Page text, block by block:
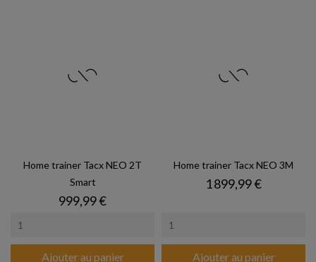
Home trainer Tacx NEO 2T
Smart
Prix
999,99 €
Ajouter au panier
Home trainer Tacx NEO 3M
Prix
1 899,99 €
Ajouter au panier